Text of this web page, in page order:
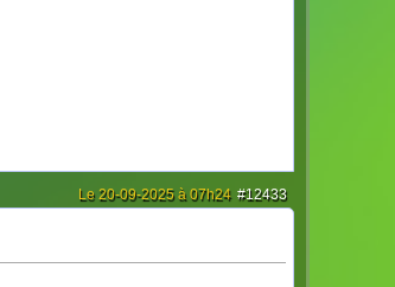
#12433
Le 20-09-2025 à 07h24